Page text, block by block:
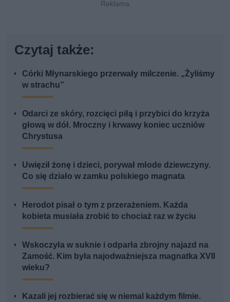
Czytaj także:
Córki Młynarskiego przerwały milczenie. „Żyliśmy
w strachu”
Odarci ze skóry, rozcięci piłą i przybici do krzyża
głową w dół. Mroczny i krwawy koniec uczniów
Chrystusa
Uwięził żonę i dzieci, porywał młode dziewczyny.
Co się działo w zamku polskiego magnata
Herodot pisał o tym z przerażeniem. Każda
kobieta musiała zrobić to chociaż raz w życiu
Wskoczyła w suknie i odparła zbrojny najazd na
Zamość. Kim była najodważniejsza magnatka XVII
wieku?
Kazali jej rozbierać się w niemal każdym filmie.